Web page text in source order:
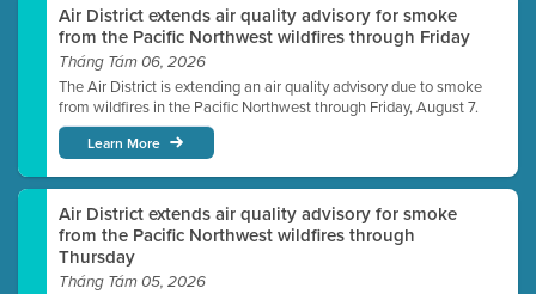
Air District extends air quality advisory for smoke
from the Pacific Northwest wildfires through Friday
Tháng Tám 06, 2026
The Air District is extending an air quality advisory due to smoke
from wildfires in the Pacific Northwest through Friday, August 7.
Learn More
Air District extends air quality advisory for smoke
from the Pacific Northwest wildfires through
Thursday
Tháng Tám 05, 2026